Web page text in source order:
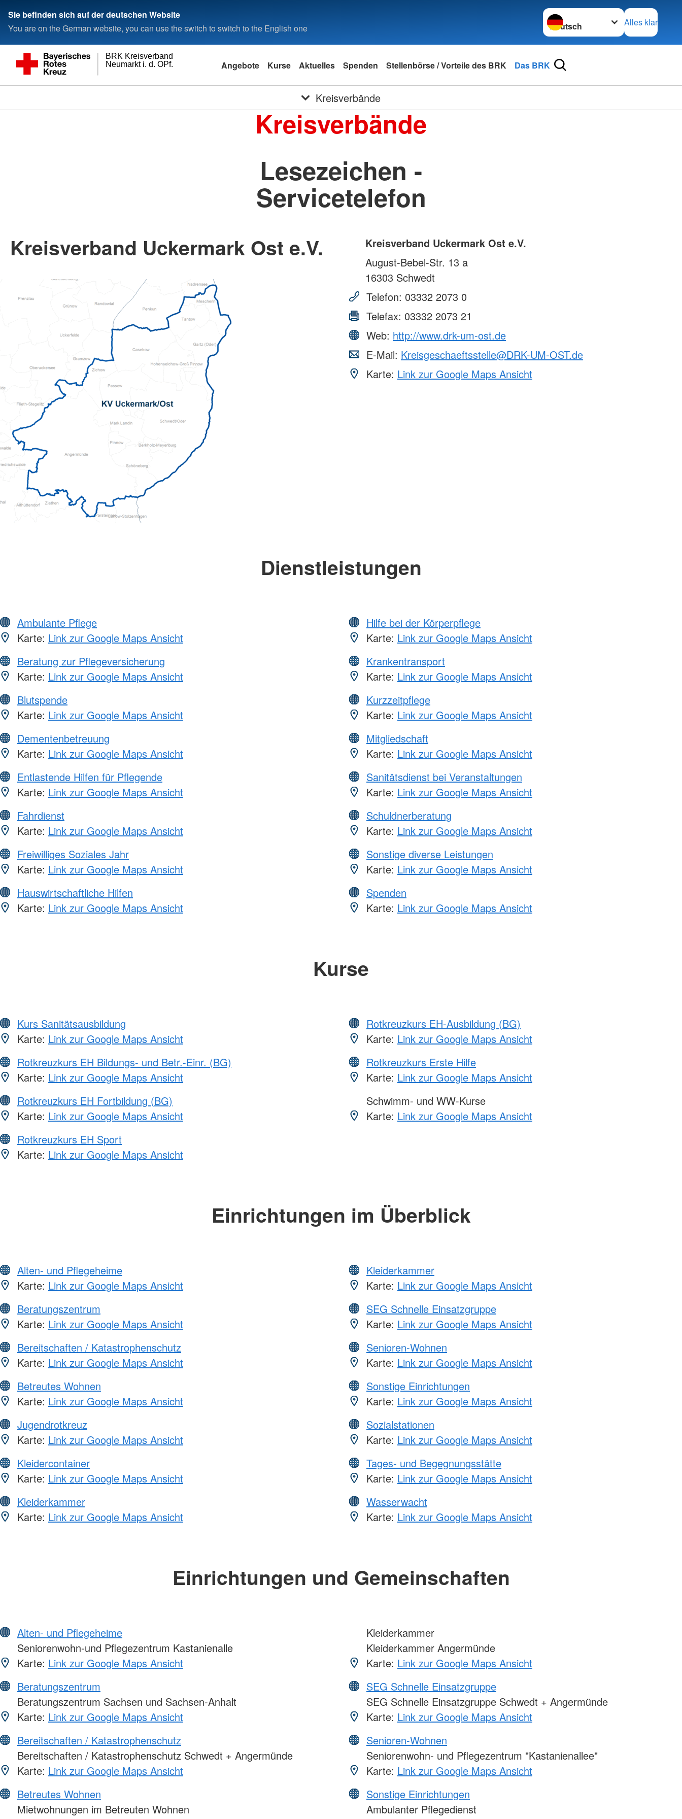
Sie befinden sich auf der deutschen Website
You are on the German website, you can use the switch to switch to the English one
Sprache wechseln zu
Alles klar
Neumarkt i. d. OPf.
BRK Kreisverband
Angebote Kurse Aktuelles Spenden Stellenbörse / Vorteile des BRK Das BRK
Kreisverbände
Kreisverbände
Lesezeichen -
Servicetelefon
Kreisverband Uckermark Ost e.V.
Kreisverband Uckermark Ost e.V.
August-Bebel-Str. 13 a
16303 Schwedt
Telefon: 03332 2073 0
Telefax: 03332 2073 21
Web: http://www.drk-um-ost.de
E-Mail: Kreisgeschaeftsstelle@DRK-UM-OST.de
Karte: Link zur Google Maps Ansicht
Dienstleistungen
Ambulante Pflege
Karte: Link zur Google Maps Ansicht
Beratung zur Pflegeversicherung
Karte: Link zur Google Maps Ansicht
Blutspende
Karte: Link zur Google Maps Ansicht
Dementenbetreuung
Karte: Link zur Google Maps Ansicht
Entlastende Hilfen für Pflegende
Karte: Link zur Google Maps Ansicht
Fahrdienst
Karte: Link zur Google Maps Ansicht
Freiwilliges Soziales Jahr
Karte: Link zur Google Maps Ansicht
Hauswirtschaftliche Hilfen
Karte: Link zur Google Maps Ansicht
Hilfe bei der Körperpflege
Karte: Link zur Google Maps Ansicht
Krankentransport
Karte: Link zur Google Maps Ansicht
Kurzzeitpflege
Karte: Link zur Google Maps Ansicht
Mitgliedschaft
Karte: Link zur Google Maps Ansicht
Sanitätsdienst bei Veranstaltungen
Karte: Link zur Google Maps Ansicht
Schuldnerberatung
Karte: Link zur Google Maps Ansicht
Sonstige diverse Leistungen
Karte: Link zur Google Maps Ansicht
Spenden
Karte: Link zur Google Maps Ansicht
Kurse
Kurs Sanitätsausbildung
Karte: Link zur Google Maps Ansicht
Rotkreuzkurs EH Bildungs- und Betr.-Einr. (BG)
Karte: Link zur Google Maps Ansicht
Rotkreuzkurs EH Fortbildung (BG)
Karte: Link zur Google Maps Ansicht
Rotkreuzkurs EH Sport
Karte: Link zur Google Maps Ansicht
Rotkreuzkurs EH-Ausbildung (BG)
Karte: Link zur Google Maps Ansicht
Rotkreuzkurs Erste Hilfe
Karte: Link zur Google Maps Ansicht
Schwimm- und WW-Kurse
Karte: Link zur Google Maps Ansicht
Einrichtungen im Überblick
Alten- und Pflegeheime
Karte: Link zur Google Maps Ansicht
Beratungszentrum
Karte: Link zur Google Maps Ansicht
Bereitschaften / Katastrophenschutz
Karte: Link zur Google Maps Ansicht
Betreutes Wohnen
Karte: Link zur Google Maps Ansicht
Jugendrotkreuz
Karte: Link zur Google Maps Ansicht
Kleidercontainer
Karte: Link zur Google Maps Ansicht
Kleiderkammer
Karte: Link zur Google Maps Ansicht
Kleiderkammer
Karte: Link zur Google Maps Ansicht
SEG Schnelle Einsatzgruppe
Karte: Link zur Google Maps Ansicht
Senioren-Wohnen
Karte: Link zur Google Maps Ansicht
Sonstige Einrichtungen
Karte: Link zur Google Maps Ansicht
Sozialstationen
Karte: Link zur Google Maps Ansicht
Tages- und Begegnungsstätte
Karte: Link zur Google Maps Ansicht
Wasserwacht
Karte: Link zur Google Maps Ansicht
Einrichtungen und Gemeinschaften
Alten- und Pflegeheime
Seniorenwohn-und Pflegezentrum Kastanienalle
Karte: Link zur Google Maps Ansicht
Beratungszentrum
Beratungszentrum Sachsen und Sachsen-Anhalt
Karte: Link zur Google Maps Ansicht
Bereitschaften / Katastrophenschutz
Bereitschaften / Katastrophenschutz Schwedt + Angermünde
Karte: Link zur Google Maps Ansicht
Betreutes Wohnen
Mietwohnungen im Betreuten Wohnen
Kleiderkammer
Kleiderkammer Angermünde
Karte: Link zur Google Maps Ansicht
SEG Schnelle Einsatzgruppe
SEG Schnelle Einsatzgruppe Schwedt + Angermünde
Karte: Link zur Google Maps Ansicht
Senioren-Wohnen
Seniorenwohn- und Pflegezentrum "Kastanienallee"
Karte: Link zur Google Maps Ansicht
Sonstige Einrichtungen
Ambulanter Pflegedienst